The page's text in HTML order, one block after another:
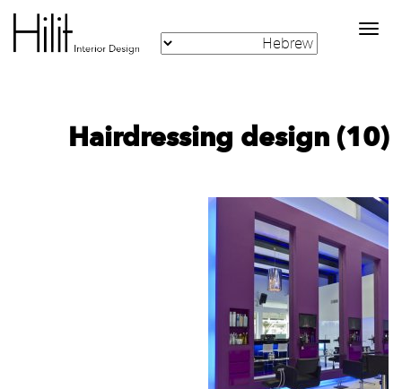
Toggle
navigation
Hairdressing design (10)